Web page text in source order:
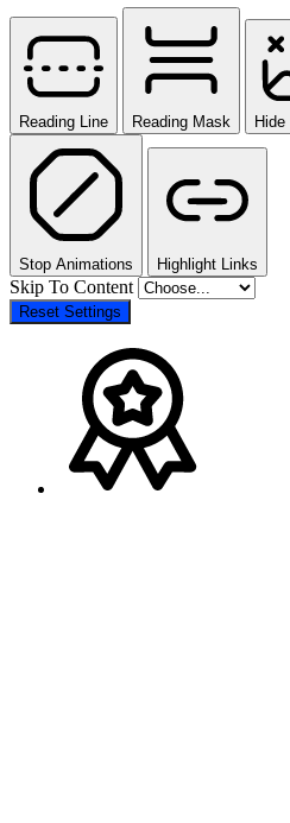
Reading Line Reading Mask
Stop Animations Highlight Links
Skip To Content
Reset Settings